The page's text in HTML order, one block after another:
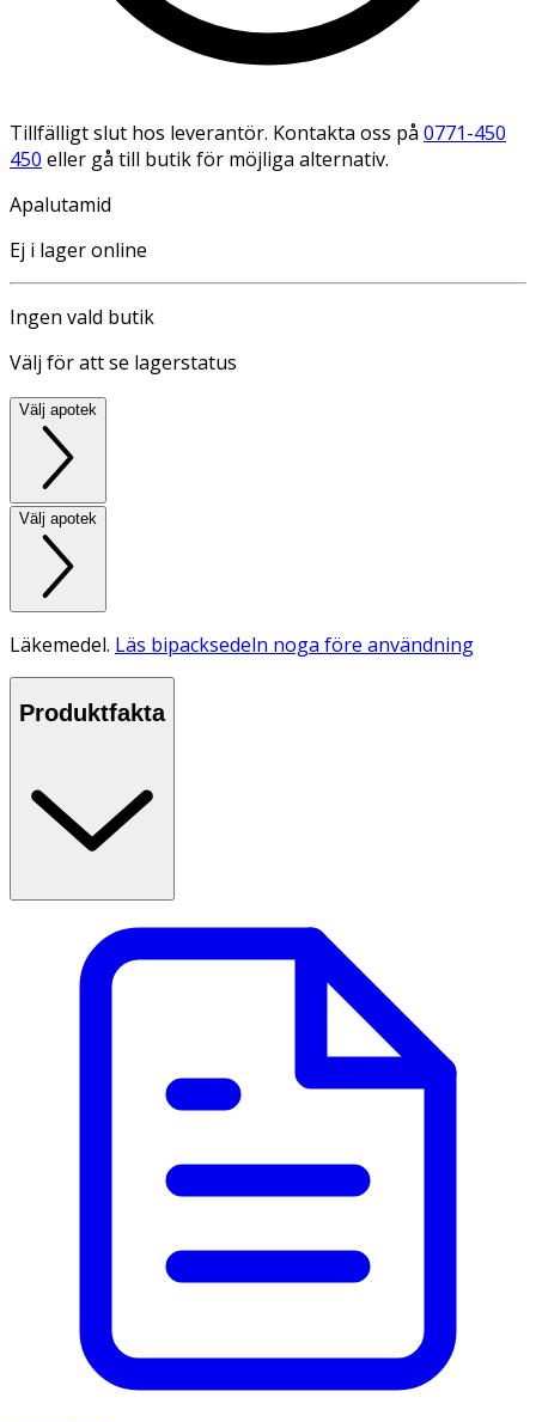
Tillfälligt slut hos leverantör. Kontakta oss på 0771-450
450 eller gå till butik för möjliga alternativ.
Apalutamid
Ej i lager online
Ingen vald butik
Välj för att se lagerstatus
Välj apotek
Välj apotek
Läkemedel. Läs bipacksedeln noga före användning
Produktfakta